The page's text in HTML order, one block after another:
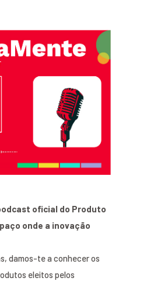
oficial do Produto
onde a inovação
damos-te a conhecer os
eleitos pelos